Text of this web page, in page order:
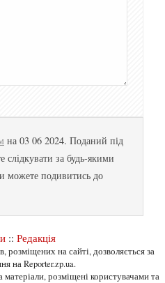
на 03 06 2024. Поданий під
слідкувати за будь-якими
можете подивитись до
:: Редакція
на Reporter.zp.ua.
матеріали, розміщені користувачами та